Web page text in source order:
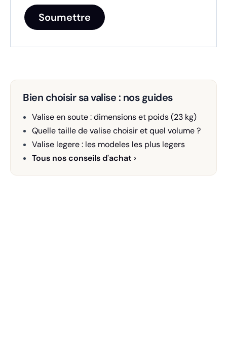
Bien choisir sa valise : nos guides
Valise en soute : dimensions et poids (23 kg)
Quelle taille de valise choisir et quel volume ?
Valise legere : les modeles les plus legers
Tous nos conseils d'achat ›